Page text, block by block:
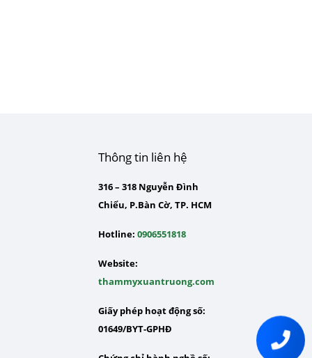
Thông tin liên hệ
316 – 318 Nguyễn Đình
Chiểu, P.Bàn Cờ, TP. HCM
Hotline: 0906551818
Website:
thammyxuantruong.com
Giấy phép hoạt động số:
01649/BYT-GPHĐ